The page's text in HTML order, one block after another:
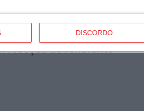
DISCORDO
receção ao Amarante